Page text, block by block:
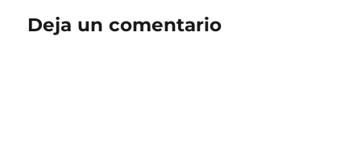
Deja un comentario